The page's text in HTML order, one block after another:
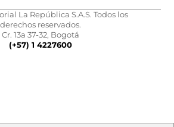
La República S.A.S. Todos los
derechos reservados.
Cr. 13a 37-32, Bogotá
(+57) 1 4227600